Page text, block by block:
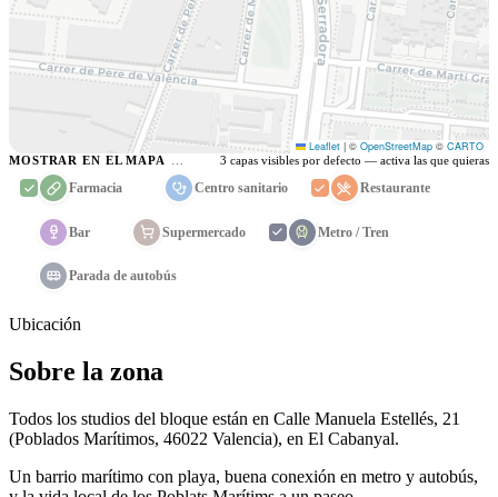
Leaflet | © OpenStreetMap © CARTO
MOSTRAR EN EL MAPA 3 capas visibles por defecto — activa las que quieras
Farmacia Centro sanitario Restaurante
Bar Supermercado Metro / Tren
Parada de autobús
Ubicación
Sobre la zona
Todos los studios del bloque están en Calle Manuela Estellés, 21
(Poblados Marítimos, 46022 Valencia), en El Cabanyal.
Un barrio marítimo con playa, buena conexión en metro y autobús,